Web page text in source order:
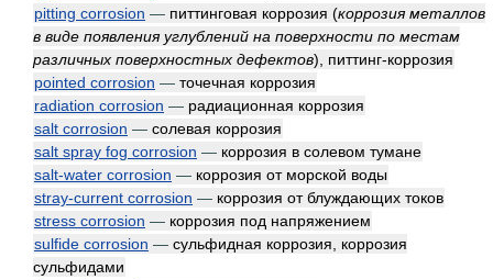
pitting corrosion — питтинговая коррозия (коррозия металлов
в виде появления углублений на поверхности по местам
различных поверхностных дефектов) , питтинг-коррозия
pointed corrosion — точечная коррозия
radiation corrosion — радиационная коррозия
salt corrosion — солевая коррозия
salt spray fog corrosion — коррозия в солевом тумане
salt-water corrosion — коррозия от морской воды
stray-current corrosion — коррозия от блуждающих токов
stress corrosion — коррозия под напряжением
sulfide corrosion — сульфидная коррозия, коррозия
сульфидами